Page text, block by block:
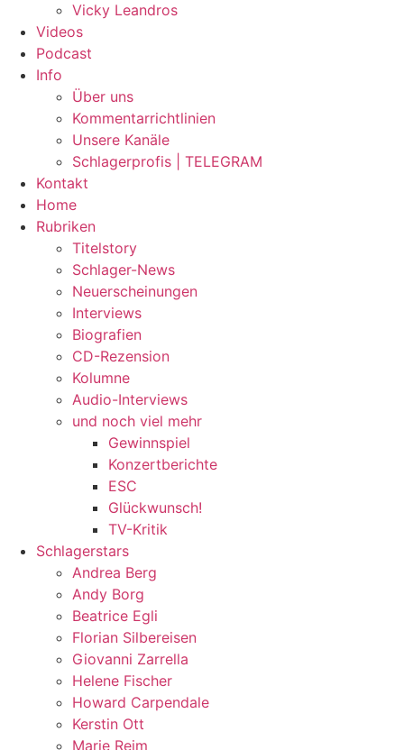
Vicky Leandros
Videos
Podcast
Info
Über uns
Kommentarrichtlinien
Unsere Kanäle
Schlagerprofis | TELEGRAM
Kontakt
Home
Rubriken
Titelstory
Schlager-News
Neuerscheinungen
Interviews
Biografien
CD-Rezension
Kolumne
Audio-Interviews
und noch viel mehr
Gewinnspiel
Konzertberichte
ESC
Glückwunsch!
TV-Kritik
Schlagerstars
Andrea Berg
Andy Borg
Beatrice Egli
Florian Silbereisen
Giovanni Zarrella
Helene Fischer
Howard Carpendale
Kerstin Ott
Marie Reim